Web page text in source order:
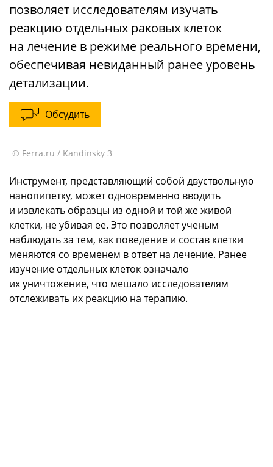
позволяет исследователям изучать
реакцию отдельных раковых клеток
на лечение в режиме реального времени,
обеспечивая невиданный ранее уровень
детализации.
Обсудить
© Ferra.ru / Kandinsky 3
Инструмент, представляющий собой двуствольную
нанопипетку, может одновременно вводить
и извлекать образцы из одной и той же живой
клетки, не убивая ее. Это позволяет ученым
наблюдать за тем, как поведение и состав клетки
меняются со временем в ответ на лечение. Ранее
изучение отдельных клеток означало
их уничтожение, что мешало исследователям
отслеживать их реакцию на терапию.